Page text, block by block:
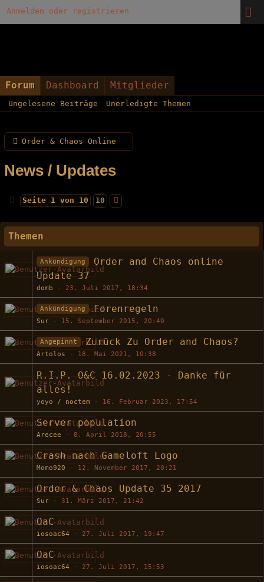
Anmelden oder registrieren
Forum Dashboard Mitglieder
Ungelesene Beiträge Unerledigte Themen
Order & Chaos Online
News / Updates
Seite 1 von 10 10
Themen
Ankündigung
Order and Chaos online
Update 37
domb - 23. Juli 2017, 18:34
Ankündigung Forenregeln
Sur - 15. September 2015, 20:40
Angepinnt Zurück Zu Order and Chaos?
Artolos - 18. Mai 2021, 10:38
R.I.P. O&C 16.02.2023 - Danke für
alles!
yoyo / noctem - 16. Februar 2023, 17:54
Server population
Arecee - 8. April 2018, 20:55
Crash nach Gameloft Logo
Momo920 - 12. November 2017, 20:21
Order & Chaos Update 35 2017
Sur - 31. März 2017, 21:42
OaC
iosoac64 - 27. Juli 2017, 19:47
OaC
iosoac64 - 27. Juli 2017, 15:53